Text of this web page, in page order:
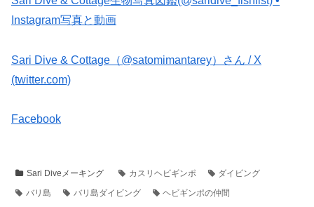
Instagram写真と動画
Sari Dive & Cottage（@satomimantarey）さん / X
(twitter.com)
Facebook
Sari Diveメーキング カスリヘビギンポ
ダイビング
バリ島
バリ島ダイビング
ヘビギンポの仲間